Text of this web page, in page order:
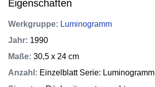
Eigenschaften
Werkgruppe: Luminogramm
Jahr: 1990
Maße: 30,5 x 24 cm
Anzahl : Einzelblatt Serie: Luminogramm